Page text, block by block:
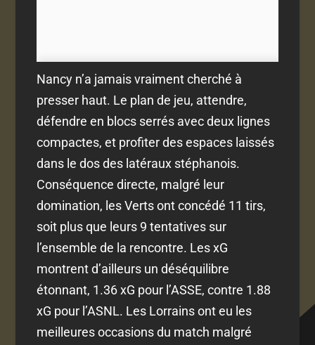
Nancy n’a jamais vraiment cherché à
presser haut. Le plan de jeu, attendre,
défendre en blocs serrés avec deux lignes
compactes, et profiter des espaces laissés
dans le dos des latéraux stéphanois.
Conséquence directe, malgré leur
domination, les Verts ont concédé 11 tirs,
soit plus que leurs 9 tentatives sur
l’ensemble de la rencontre. Les xG
montrent d’ailleurs un déséquilibre
étonnant, 1.36 xG pour l’ASSE, contre 1.88
xG pour l’ASNL. Les Lorrains ont eu les
meilleures occasions du match malgré